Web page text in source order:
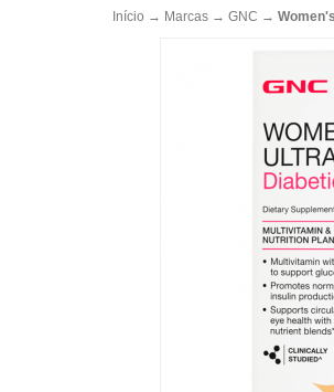
Início → Marcas → GNC →